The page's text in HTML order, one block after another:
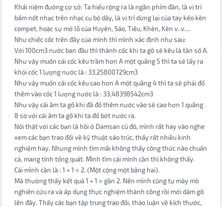
Khái niệm đường cơ sở: Ta hiểu rộng ra là ngăn phím đàn, là vị trí
bấm nốt nhạc trên nhạc cụ bộ dây, là vị trí dừng lại của tay kéo kèn
compet, hoặc sự mở lỗ của Huyên, Sáo, Tiêu, Khèn, Kèn v..v....
Như chiếc cốc trên đây của mình thì mình xác định như sau:
Với 100cm3 nước ban đầu thì thành cốc khi ta gõ sẽ kêu là tần số A.
Như vậy muốn cái cốc kêu trầm hơn A một quãng 5 thì ta sẽ lấy ra
khỏi cốc 1 lượng nước là : 33,25800729cm3
Như vậy muốn cái cốc kêu cao hơn A một quãng 4 thì ta sẽ phải đổ
thêm vào cốc 1 lượng nước là : 33,48398542cm3
Như vậy cái âm ta gõ khi đã đổ thêm nước vào sẽ cao hơn 1 quãng
8 so với cái âm ta gõ khi ta đổ bớt nước ra.
Nói thật với các bạn là hồi ở Damsan cũ đó, mình rất hay vào nghe
xem các bạn trao đổi về kỹ thuật sáo trúc, thấy rất nhiều kinh
nghiệm hay. Nhưng mình tìm mãi không thấy công thức nào chuẩn
cả, mang tính tổng quát. Mình tìm cái mình cần thì không thấy.
Cái mình cần là : 1 + 1 = 2. (Một cộng một bằng hai).
Mà thường thấy kết quả 1 + 1 = gần 2. Nên mình cũng tự mày mò
nghiên cứu ra và áp dụng thực nghiệm thành công rồi mới dám gõ
lên đây. Thấy các bạn tập trung trao đổi, thảo luận về kích thước,